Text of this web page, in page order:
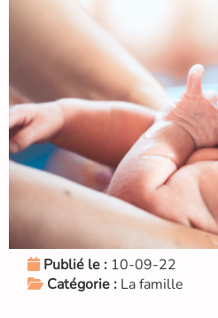
Publié le : 10-09-22
Catégorie : La famille